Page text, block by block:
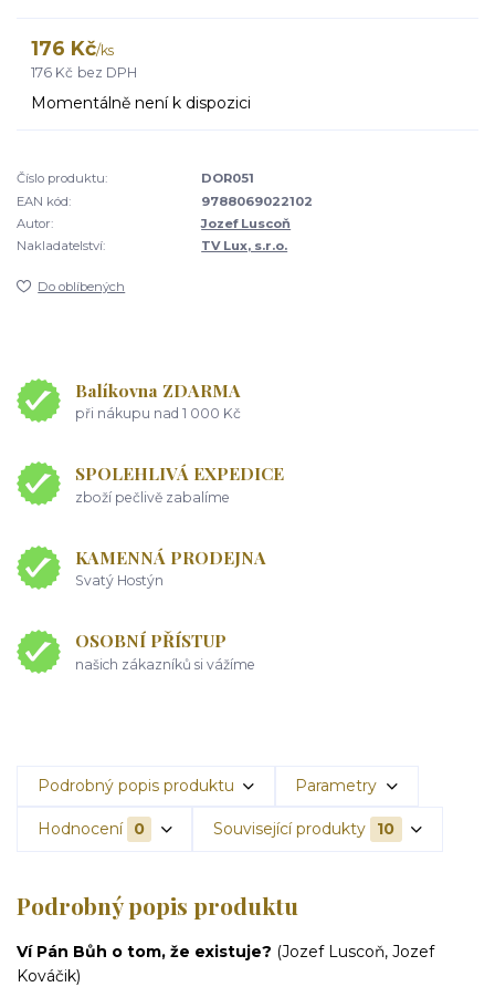
176 Kč/ks
176 Kč bez DPH
Momentálně není k dispozici
Číslo produktu:
DOR051
EAN kód:
9788069022102
Autor:
Jozef Luscoň
Nakladatelství:
TV Lux, s.r.o.
Do oblíbených
Balíkovna ZDARMA
při nákupu nad 1 000 Kč
SPOLEHLIVÁ EXPEDICE
zboží pečlivě zabalíme
KAMENNÁ PRODEJNA
Svatý Hostýn
OSOBNÍ PŘÍSTUP
našich zákazníků si vážíme
Podrobný popis produktu Parametry
Hodnocení 0 Související produkty 10
Podrobný popis produktu
Ví Pán Bůh o tom, že existuje? (Jozef Luscoň, Jozef
Kováčik)